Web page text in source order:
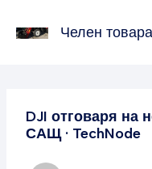
Челен
DJI отговаря на
САЩ · TechNode